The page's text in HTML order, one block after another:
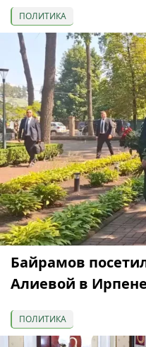
ПОЛИТИКА
Байрамов
Алиевой в Ирпене
ПОЛИТИКА